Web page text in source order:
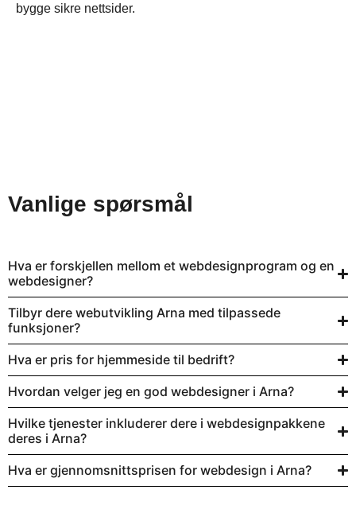
bygge sikre nettsider.
Vanlige spørsmål
Hva er forskjellen mellom et webdesignprogram og en
webdesigner?
Tilbyr dere webutvikling Arna med tilpassede
funksjoner?
Hva er pris for hjemmeside til bedrift?
Hvordan velger jeg en god webdesigner i Arna?
Hvilke tjenester inkluderer dere i webdesignpakkene
deres i Arna?
Hva er gjennomsnittsprisen for webdesign i Arna?